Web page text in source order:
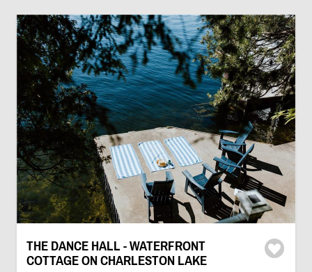
THE DANCE HALL - WATERFRONT
COTTAGE ON CHARLESTON LAKE